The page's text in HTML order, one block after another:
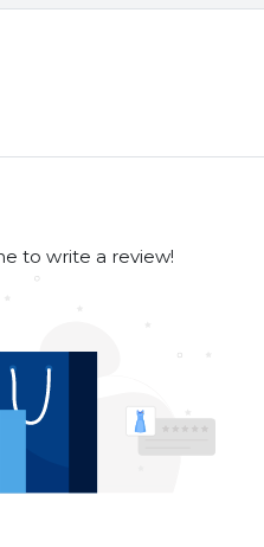
to write a review!